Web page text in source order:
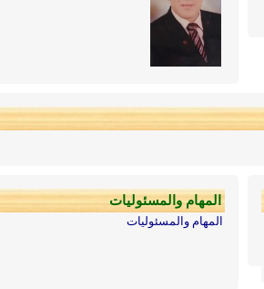
المهام والمسئوليات
المهام والمسئوليات